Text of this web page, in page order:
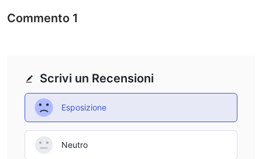
Scrivi un Recensioni
Esposizione
Neutro
Commento 1